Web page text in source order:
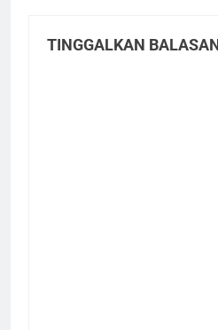
TINGGALKAN BALASAN